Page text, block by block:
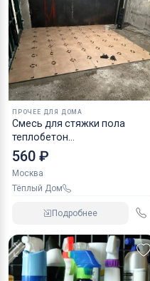
ПРОЧЕЕ ДЛЯ ДОМА
Смесь для стяжки пола
теплобетон
полистиролбетон Д400
560 ₽
Москва
Тёплый Дом
Подробнее